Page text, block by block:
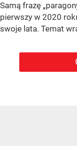
Samą frazę
pierwszy w 2020
swoje lata. Temat